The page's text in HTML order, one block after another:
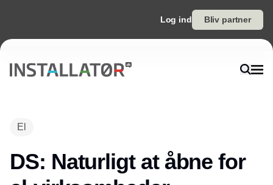
Log ind Bliv partner
El
DS: Naturligt at åbne for